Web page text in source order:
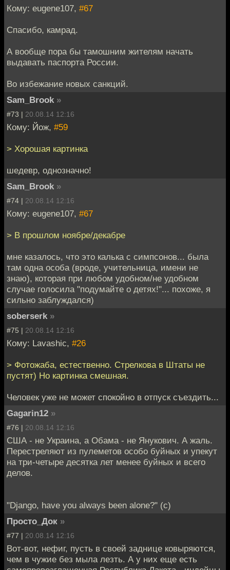
Кому: eugene107, #67
Спасибо, камрад.
А вообще пора бы тамошним жителям начать
выдавать паспорта России.
Во избежание новых санкций.
Sam_Brook »
#73 | 20.08.14 12:16
Кому: Йож, #59
> Хорошая картинка
шедевр, однозначно!
Sam_Brook »
#74 | 20.08.14 12:16
Кому: eugene107, #67
> В прошлом ноябре/декабре
мне казалось, что это калька с симпсонов... была
там одна особа (вроде, учительница, имени не
знаю), которая при любом удобном/не удобном
случае голосила "подумайте о детях!"... похоже, я
сильно заблуждался)
soberserk »
#75 | 20.08.14 12:16
Кому: Lavashic, #26
> Фотожаба, естественно. Стрелкова в Штаты не
пустят) Но картинка смешная.
Человек уже не может спокойно в отпуск съездить...
Gagarin12 »
#76 | 20.08.14 12:16
США - не Украина, а Обама - не Янукович. А жаль.
Перестреляют из пулеметов особо буйных и упекут
на три-четыре десятка лет менее буйных и всего
делов.
"Django, have you always been alone?" (c)
Просто_Док »
#77 | 20.08.14 12:16
Вот-вот, нефиг, пусть в своей заднице ковыряются,
чем в чужие без мыла лезть. А у них еще есть